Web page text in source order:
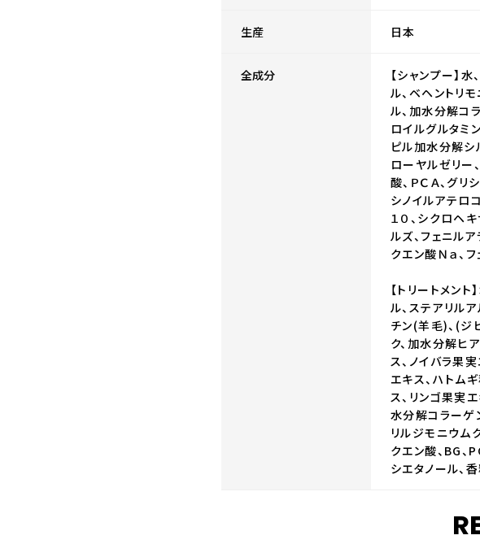
生産 日本
全成分
【シャンプー】
ル、ベヘントリ
ル、加水分解コ
ロイルグルタミ
ピル加水分解シ
ローヤルゼリー
酸、ＰＣＡ、グリ
シノイルアテロ
１０、シクロヘ
ルズ、フェニル
クエン酸Ｎａ、
【トリートメン
ル、ステアリル
チン(羊毛)、(ジ
ク、加水分解ヒ
ス、ノイバラ果
エキス、ハトム
ス、リンゴ果実
水分解コラーゲ
リルジモニウム
クエン酸、BG、
シエタノール、